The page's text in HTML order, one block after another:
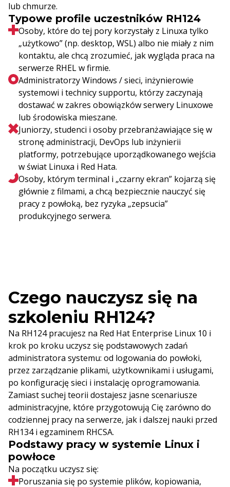
lub chmurze.
Typowe profile uczestników RH124
Osoby, które do tej pory korzystały z Linuxa tylko
„użytkowo” (np. desktop, WSL) albo nie miały z nim
kontaktu, ale chcą zrozumieć, jak wygląda praca na
serwerze RHEL w firmie.
Administratorzy Windows / sieci, inżynierowie
systemowi i technicy supportu, którzy zaczynają
dostawać w zakres obowiązków serwery Linuxowe
lub środowiska mieszane.
Juniorzy, studenci i osoby przebranżawiające się w
stronę administracji, DevOps lub inżynierii
platformy, potrzebujące uporządkowanego wejścia
w świat Linuxa i Red Hata.
Osoby, którym terminal i „czarny ekran” kojarzą się
głównie z filmami, a chcą bezpiecznie nauczyć się
pracy z powłoką, bez ryzyka „zepsucia”
produkcyjnego serwera.
Czego nauczysz się na
szkoleniu RH124?
Na RH124 pracujesz na Red Hat Enterprise Linux 10 i
krok po kroku uczysz się podstawowych zadań
administratora systemu: od logowania do powłoki,
przez zarządzanie plikami, użytkownikami i usługami,
po konfigurację sieci i instalację oprogramowania.
Zamiast suchej teorii dostajesz jasne scenariusze
administracyjne, które przygotowują Cię zarówno do
codziennej pracy na serwerze, jak i dalszej nauki przed
RH134 i egzaminem RHCSA.
Podstawy pracy w systemie Linux i
powłoce
Na początku uczysz się:
Poruszania się po systemie plików, kopiowania,